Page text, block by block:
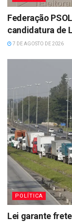
Federação
candidatura de
7 DE AGOSTO DE 2026
POLÍTICA
Lei garante